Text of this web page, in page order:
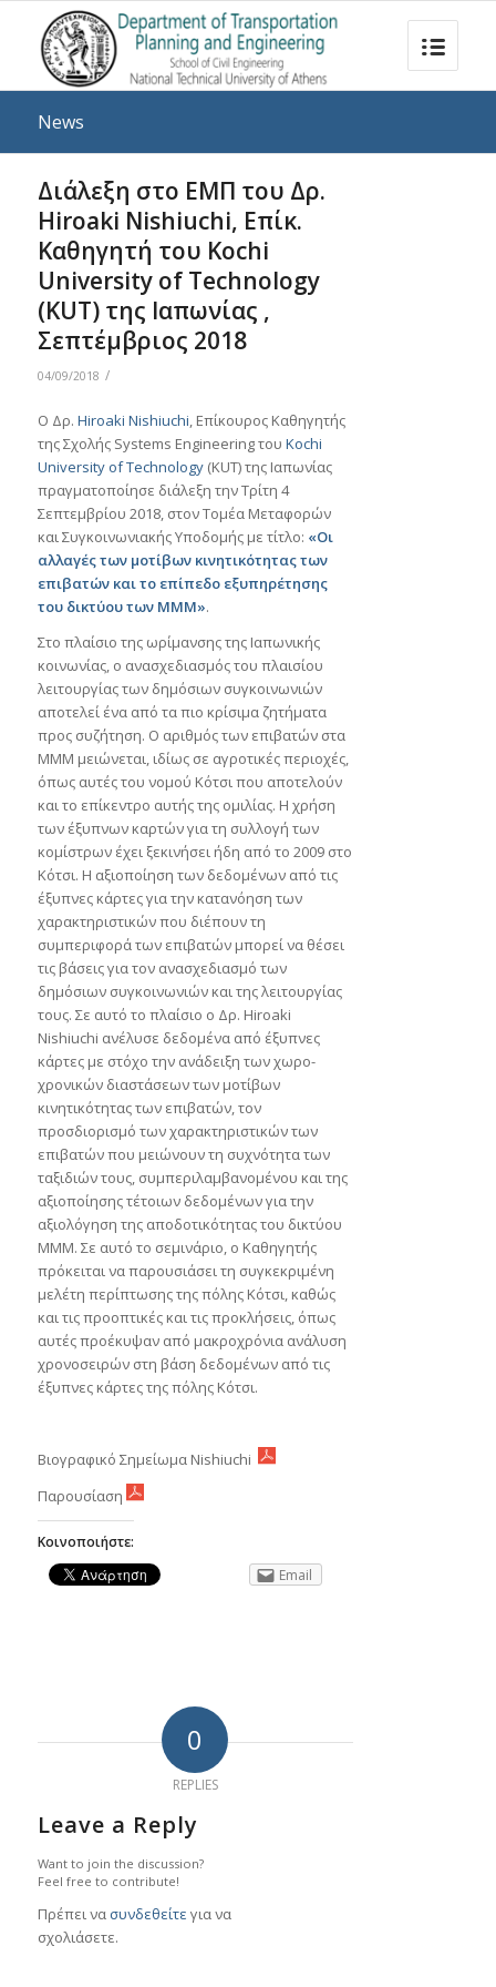
News
Διάλεξη στο ΕΜΠ του Δρ.
Hiroaki Nishiuchi, Επίκ.
Καθηγητή του Kochi
University of Technology
(KUT) της Ιαπωνίας ,
Σεπτέμβριος 2018
04/09/2018 /
Ο Δρ. Hiroaki Nishiuchi, Επίκουρος Καθηγητής
της Σχολής Systems Engineering του Kochi
University of Technology(KUT) της Ιαπωνίας
πραγματοποίησε διάλεξη την Τρίτη 4
Σεπτεμβρίου 2018, στον Τομέα Μεταφορών
και Συγκοινωνιακής Υποδομής με τίτλο: «Οι
αλλαγές των μοτίβων κινητικότητας των
επιβατών και το επίπεδο εξυπηρέτησης
του δικτύου των ΜΜΜ».
Στο πλαίσιο της ωρίμανσης της Ιαπωνικής
κοινωνίας, ο ανασχεδιασμός του πλαισίου
λειτουργίας των δημόσιων συγκοινωνιών
αποτελεί ένα από τα πιο κρίσιμα ζητήματα
προς συζήτηση. Ο αριθμός των επιβατών στα
ΜΜΜ μειώνεται, ιδίως σε αγροτικές περιοχές,
όπως αυτές του νομού Κότσι που αποτελούν
και το επίκεντρο αυτής της ομιλίας. Η χρήση
των έξυπνων καρτών για τη συλλογή των
κομίστρων έχει ξεκινήσει ήδη από το 2009 στο
Κότσι. Η αξιοποίηση των δεδομένων από τις
έξυπνες κάρτες για την κατανόηση των
χαρακτηριστικών που διέπουν τη
συμπεριφορά των επιβατών μπορεί να θέσει
τις βάσεις για τον ανασχεδιασμό των
δημόσιων συγκοινωνιών και της λειτουργίας
τους. Σε αυτό το πλαίσιο ο Δρ. Hiroaki
Nishiuchi ανέλυσε δεδομένα από έξυπνες
κάρτες με στόχο την ανάδειξη των χωρο-
χρονικών διαστάσεων των μοτίβων
κινητικότητας των επιβατών, τον
προσδιορισμό των χαρακτηριστικών των
επιβατών που μειώνουν τη συχνότητα των
ταξιδιών τους, συμπεριλαμβανομένου και της
αξιοποίησης τέτοιων δεδομένων για την
αξιολόγηση της αποδοτικότητας του δικτύου
ΜΜΜ. Σε αυτό το σεμινάριο, ο Καθηγητής
πρόκειται να παρουσιάσει τη συγκεκριμένη
μελέτη περίπτωσης της πόλης Κότσι, καθώς
και τις προοπτικές και τις προκλήσεις, όπως
αυτές προέκυψαν από μακροχρόνια ανάλυση
χρονοσειρών στη βάση δεδομένων από τις
έξυπνες κάρτες της πόλης Κότσι.
Βιογραφικό Σημείωμα Nishiuchi
Παρουσίαση
Κοινοποιήστε:
Email
0
REPLIES
Leave a Reply
Want to join the discussion?
Feel free to contribute!
Πρέπει νασυνδεθείτε για να
σχολιάσετε.